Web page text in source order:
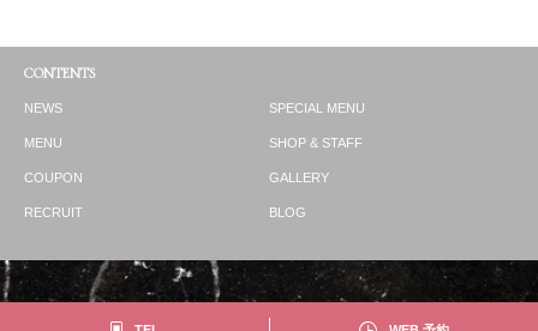
CONTENTS
NEWS SPECIAL MENU
MENU SHOP & STAFF
COUPON GALLERY
RECRUIT BLOG